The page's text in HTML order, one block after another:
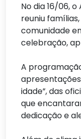
No dia 16/06,
reuniu
comunidade
celebração,
A
idade”, das
que
dedicação e